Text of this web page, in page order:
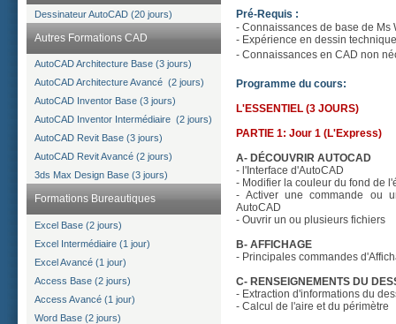
Dessinateur AutoCAD (20 jours)
Autres Formations CAD
AutoCAD Architecture Base (3 jours)
AutoCAD Architecture Avancé (2 jours)
AutoCAD Inventor Base (3 jours)
AutoCAD Inventor Intermédiaire (2 jours)
AutoCAD Revit Base (3 jours)
AutoCAD Revit Avancé (2 jours)
3ds Max Design Base (3 jours)
Formations Bureautiques
Excel Base (2 jours)
Excel Intermédiaire (1 jour)
Excel Avancé (1 jour)
Access Base (2 jours)
Access Avancé (1 jour)
Word Base (2 jours)
Pré-Requis :
- Connaissances de base de Ms
- Expérience en dessin
- Connaissances en CAD non
Programme du cours:
L'ESSENTIEL (3 JOURS)
PARTIE 1: Jour 1 (L'Express)
A- DÉCOUVRIR AUTOCAD
- l'Interface d'AutoCAD
- Modifier la couleur du fond de
- Activer une commande ou
AutoCAD
- Ouvrir un ou plusieurs fichiers
B- AFFICHAGE
- Principales commandes
C- RENSEIGNEMENTS DU
- Extraction d'informations du
- Calcul de l'aire et du périmètre